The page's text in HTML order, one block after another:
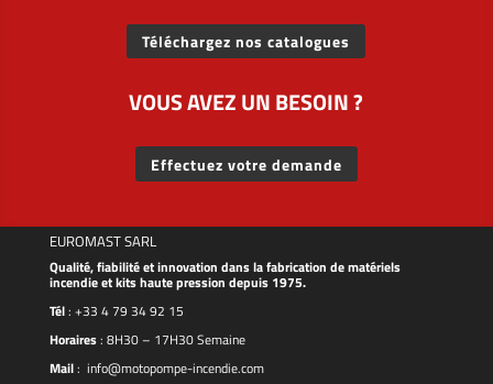
Téléchargez nos catalogues
VOUS AVEZ UN BESOIN ?
Effectuez votre demande
EUROMAST SARL
Qualité, fiabilité et innovation dans la fabrication de matériels
incendie et kits haute pression depuis 1975.
Tél: +33 4 79 34 92 15
Horaires: 8H30 – 17H30 Semaine
Mail: info@motopompe-incendie.com